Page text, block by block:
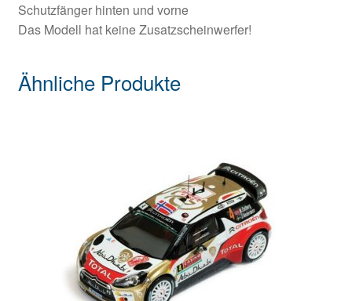
Schutzfänger hinten und vorne
Das Modell hat keine Zusatzscheinwerfer!
Ähnliche Produkte